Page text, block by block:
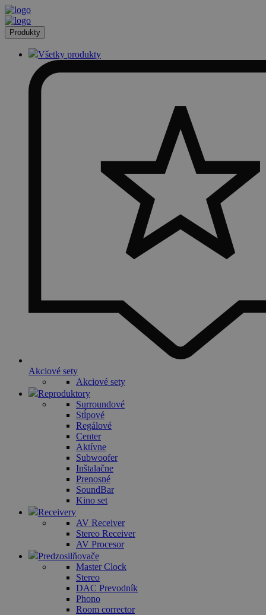
Produkty
Všetky produkty
Akciové sety
Akciové sety
Reproduktory
Surroundové
Stĺpové
Regálové
Center
Aktívne
Subwoofer
Inštalačne
Prenosné
SoundBar
Kino set
Receivery
AV Receiver
Stereo Receiver
AV Procesor
Predzosilňovače
Master Clock
Stereo
DAC Prevodník
Phono
Room corrector